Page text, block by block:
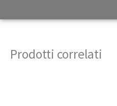
Prodotti correlati